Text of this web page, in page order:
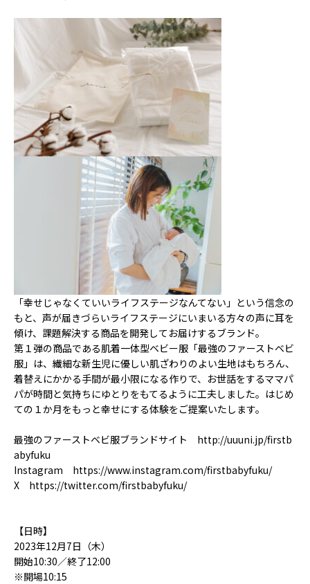
「幸せじゃなくていいライフステージなんてない」という信念の
もと、声が届きづらいライフステージにいまいる方々の声に耳を
傾け、課題解決する商品を開発してお届けするブランド。
第１弾の商品である肌着一体型ベビー服「最強のファーストベビ
服」は、繊細な新生児に優しい肌ざわりのよい生地はもちろん、
着替えにかかる手間が最小限になる作りで、お世話をするママパ
パが時間と気持ちにゆとりをもてるように工夫しました。はじめ
ての１か月をもっと幸せにする体験をご提案いたします。
最強のファーストベビ服ブランドサイト http://uuuni.jp/firstb
abyfuku
Instagram https://www.instagram.com/firstbabyfuku/
X https://twitter.com/firstbabyfuku/
【日時】
2023年12月7日（木）
開始10:30／終了12:00
※開場10:15